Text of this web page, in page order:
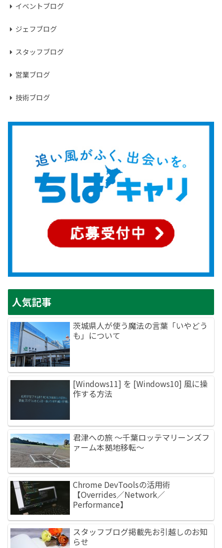
イベントブログ
ジェフブログ
スタッフブログ
営業ブログ
技術ブログ
人気記事
茨城県人が使う魔法の言葉「いやどう
も」について
[Windows11] を [Windows10] 風に操
作する方法
君津への旅 ～千葉ロッテマリーンズフ
ァーム本拠地移転～
Chrome DevToolsの活用術
【Overrides／Network／
Performance】
スタッフブログ掲載先お引越しのお知
らせ